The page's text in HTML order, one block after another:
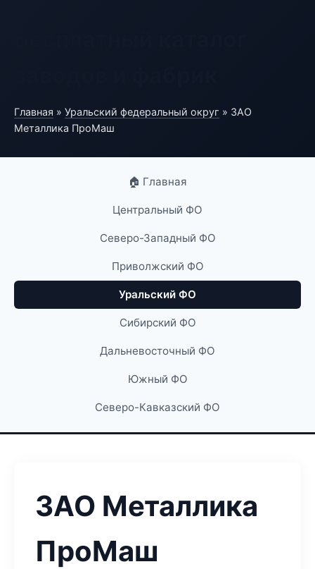
Главная » Уральский федеральный округ » ЗАО
Металлика ПроМаш
🏠 Главная
Центральный ФО
Северо-Западный ФО
Приволжский ФО
Уральский ФО
Сибирский ФО
Дальневосточный ФО
Южный ФО
Северо-Кавказский ФО
ЗАО Металлика
ПроМаш